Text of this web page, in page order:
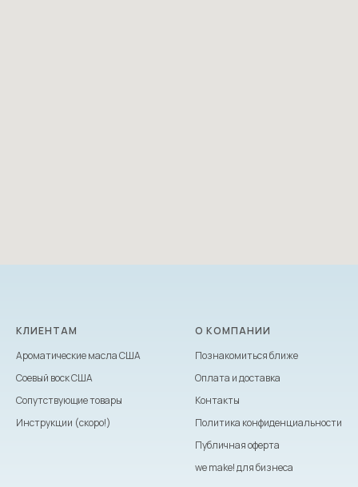
КЛИЕНТАМ
Ароматические масла США
Соевый воск США
Сопутствующие товары
Инструкции (скоро!)
О КОМПАНИИ
Познакомиться ближе
Оплата и доставка
Контакты
Политика конфиденциальности
Публичная оферта
we make! для бизнеса